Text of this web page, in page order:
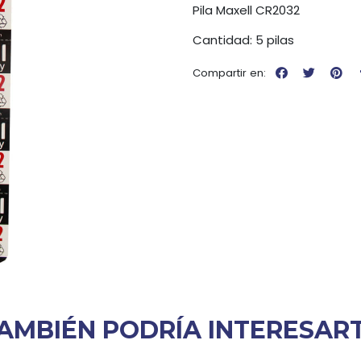
Pila Maxell CR2032
Cantidad: 5 pilas
Compartir en:
PODRÍA